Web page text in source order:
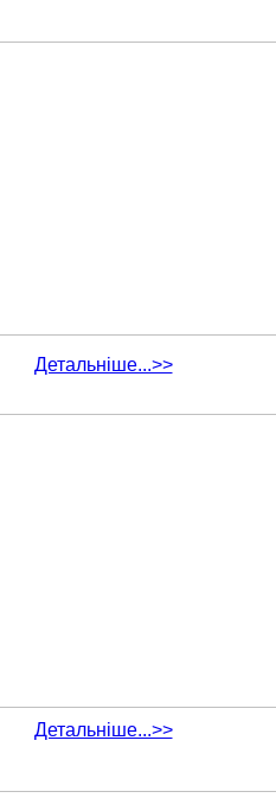
Детальніше...>>
Детальніше...>>